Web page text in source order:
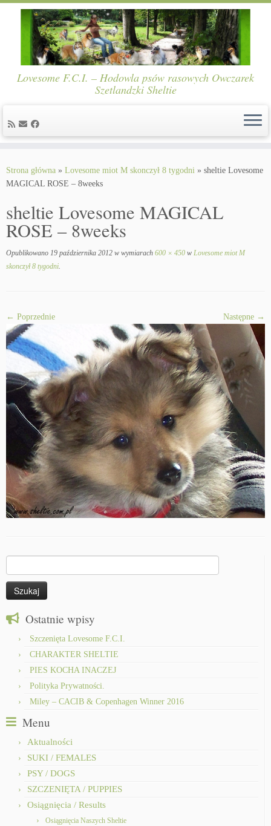
content
Lovesome F.C.I. – Hodowla psów rasowych Owczarek
Szetlandzki Sheltie
Strona główna » Lovesome miot M skonczył 8 tygodni » sheltie Lovesome
MAGICAL ROSE – 8weeks
sheltie Lovesome MAGICAL
ROSE – 8weeks
Opublikowano 19 października 2012 w wymiarach 600 × 450 w Lovesome miot M
skonczył 8 tygodni.
← Poprzednie Następne →
Ostatnie wpisy
Szczenięta Lovesome F.C.I.
CHARAKTER SHELTIE
PIES KOCHA INACZEJ
Polityka Prywatności.
Miley – CACIB & Copenhagen Winner 2016
Menu
Aktualności
SUKI / FEMALES
PSY / DOGS
SZCZENIĘTA / PUPPIES
Osiągnięcia / Results
Osiągnięcia Naszych Sheltie